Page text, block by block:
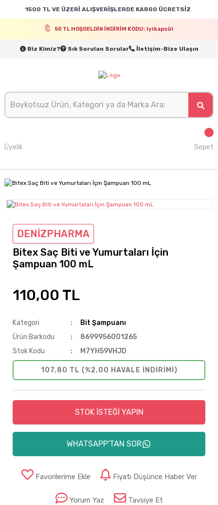
1500 TL VE ÜZERİ ALIŞVERİŞLERDE KARGO ÜCRETSİZ
50 TL HOŞGELDİN İNDİRİM KODU: iyikapsül
Biz Kimiz? Sık Sorulan Sorular İletişim-Bize Ulaşın
Üyelik Sepet
DENİZPHARMA
Bitex Saç Biti ve Yumurtaları İçin
Şampuan 100 mL
110,00 TL
Kategori
Bit Şampuanı
Ürün Barkodu
8699956001265
Stok Kodu
M7YH59VHJD
107,80 TL (%2,00 HAVALE INDIRIMI)
STOK İSTEĞİ YAPIN
WHATSAPP'TAN SOR
Favorilerime Ekle Fiyatı Düşünce Haber Ver
Yorum Yaz Tavsiye Et